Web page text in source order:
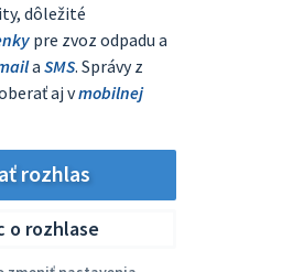
dôležité
pre zvoz odpadu a
a SMS. Správy z
aj vmobilnej
rozhlas
o rozhlase